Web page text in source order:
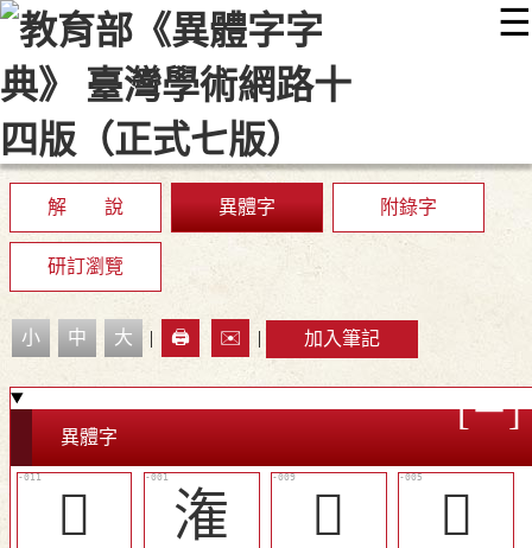
☰
::: 最新消息 常見問題 編輯說明
顯示模式
網站導覽
解 說 異體字 附錄字
研訂瀏覽
小 中 大 | 🖨️ ✉️ | 加入筆記
異體字
󳗤 潅 󳗣
󳗟